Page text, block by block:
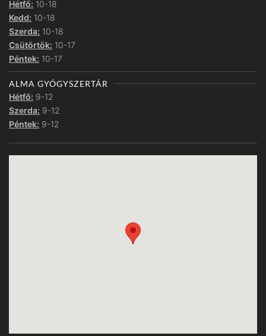
Hétfő: 10-18
Kedd: 10-18
Szerda: 10-18
Csütörtök: 10-17
Péntek: 10-17
ALMA GYÓGYSZERTÁR
Hétfő: 9-12
Szerda: 9-12
Péntek: 9-12